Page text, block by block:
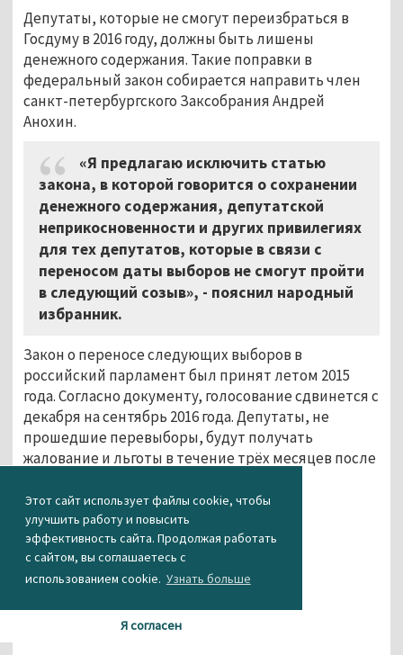
Этот сайт использует файлы cookie, чтобы
улучшить работу и повысить
эффективность сайта. Продолжая работать
с сайтом, вы соглашаетесь с
использованием cookie. Узнать больше
Я согласен
Депутаты, которые не смогут переизбраться в
Госдуму в 2016 году, должны быть лишены
денежного содержания. Такие поправки в
федеральный закон собирается направить член
санкт-петербургского Заксобрания Андрей
Анохин.
«Я предлагаю исключить статью
закона, в которой говорится о сохранении
денежного содержания, депутатской
неприкосновенности и других привилегиях
для тех депутатов, которые в связи с
переносом даты выборов не смогут пройти
в следующий созыв», - пояснил народный
избранник.
Закон о переносе следующих выборов в
российский парламент был принят летом 2015
года. Согласно документу, голосование сдвинется с
декабря на сентябрь 2016 года. Депутаты, не
прошедшие перевыборы, будут получать
жалование и льготы в течение трёх месяцев после
Агентство новостей «Между строк»
...